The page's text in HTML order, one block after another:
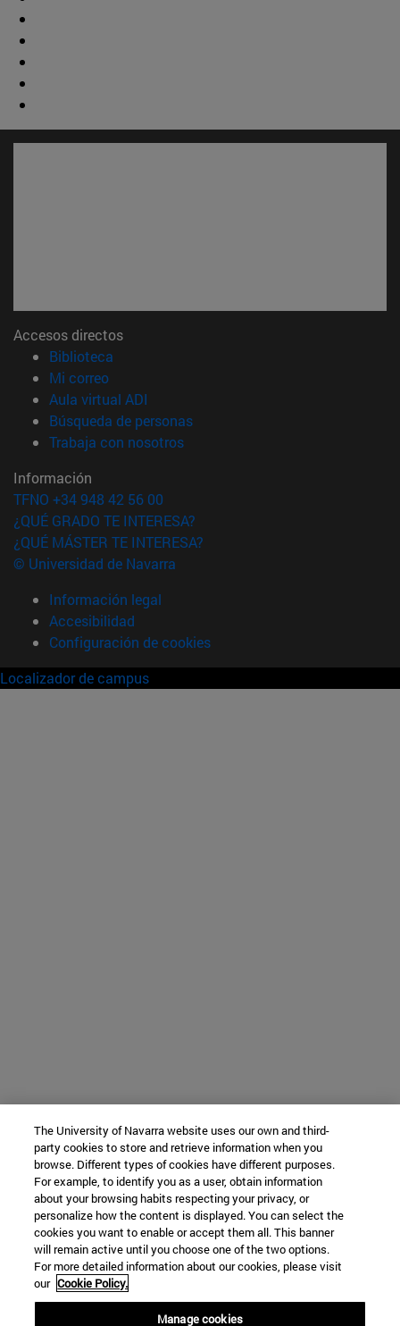
Accesos directos
Biblioteca
Mi correo(abre en nueva ventana)
Aula virtual ADI
Búsqueda de personas(abre en nueva ventana)
Trabaja con nosotros(abre en nueva ventana)
Información
TFNO +34 948 42 56 00
¿QUÉ GRADO TE INTERESA?
¿QUÉ MÁSTER TE INTERESA?
© Universidad de Navarra
Información legal
Accesibilidad
Configuración de cookies
Localizador de campus
The University of Navarra website uses our own and third-
party cookies to store and retrieve information when you
browse. Different types of cookies have different purposes.
For example, to identify you as a user, obtain information
about your browsing habits respecting your privacy, or
personalize how the content is displayed. You can select the
cookies you want to enable or accept them all. This banner
will remain active until you choose one of the two options.
For more detailed information about our cookies, please visit
our Cookie Policy.
Manage cookies